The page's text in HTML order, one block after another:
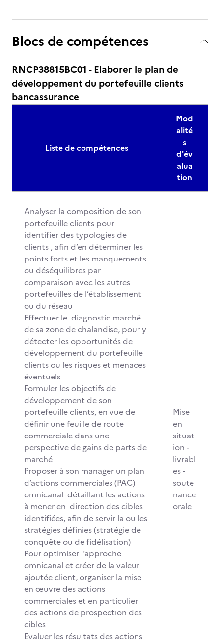
Blocs de compétences
RNCP38815BC01 - Elaborer le plan de
développement du portefeuille clients
bancassurance
Liste de compétences
Mod
alité
s
d'év
alua
tion
Analyser la composition de son
portefeuille clients pour
identifier des typologies de
clients , afin d’en déterminer les
points forts et les manquements
ou déséquilibres par
comparaison avec les autres
portefeuilles de l’établissement
ou du réseau
Effectuer le diagnostic marché
de sa zone de chalandise, pour y
détecter les opportunités de
développement du portefeuille
clients ou les risques et menaces
éventuels
Formuler les objectifs de
développement de son
portefeuille clients, en vue de
définir une feuille de route
commerciale dans une
perspective de gains de parts de
marché
Proposer à son manager un plan
d’actions commerciales (PAC)
omnicanal détaillant les actions
à mener en direction des cibles
identifiées, afin de servir la ou les
stratégies définies (stratégie de
conquête ou de fidélisation)
Pour optimiser l’approche
omnicanal et créer de la valeur
ajoutée client, organiser la mise
en œuvre des actions
commerciales et en particulier
des actions de prospection des
cibles
Evaluer les résultats des actions
Mise
en
situat
ion -
livrabl
es -
soute
nance
orale